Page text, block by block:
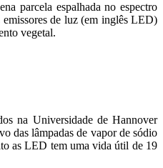
parcela espalhada no espectro
de luz (em inglês LED)
vegetal.
na Universidade de Hannover
das lâmpadas de vapor de sódio
as LED tem uma vida útil de 19